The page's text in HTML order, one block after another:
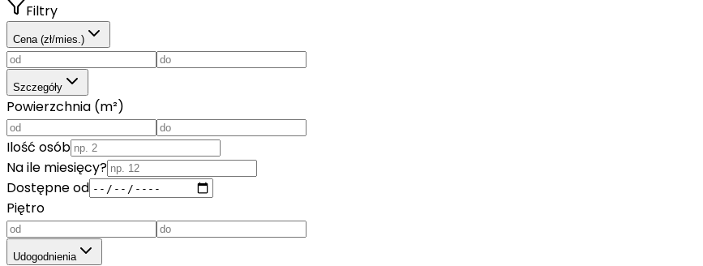
Filtry
Cena (zł/mies.)
Szczegóły
Powierzchnia (m²)
Ilość osób
Na ile miesięcy?
Dostępne od
Piętro
Udogodnienia